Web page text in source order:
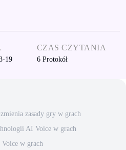
19
CZAS CZYTANIA
6 Protokół
zasady gry w grach
AI Voice w grach
w grach